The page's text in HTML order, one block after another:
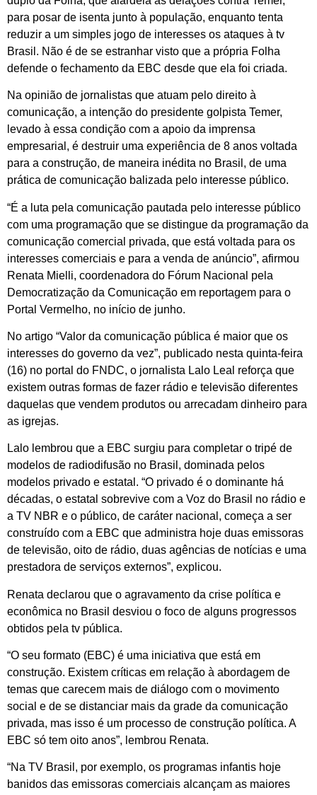
para posar de isenta junto à população, enquanto tenta
reduzir a um simples jogo de interesses os ataques à tv
Brasil. Não é de se estranhar visto que a própria Folha
defende o fechamento da EBC desde que ela foi criada.
Na opinião de jornalistas que atuam pelo direito à
comunicação, a intenção do presidente golpista Temer,
levado à essa condição com a apoio da imprensa
empresarial, é destruir uma experiência de 8 anos voltada
para a construção, de maneira inédita no Brasil, de uma
prática de comunicação balizada pelo interesse público.
“É a luta pela comunicação pautada pelo interesse público
com uma programação que se distingue da programação da
comunicação comercial privada, que está voltada para os
interesses comerciais e para a venda de anúncio”, afirmou
Renata Mielli, coordenadora do Fórum Nacional pela
Democratização da Comunicação em reportagem para o
Portal Vermelho, no início de junho.
No artigo “Valor da comunicação pública é maior que os
interesses do governo da vez”, publicado nesta quinta-feira
(16) no portal do FNDC, o jornalista Lalo Leal reforça que
existem outras formas de fazer rádio e televisão diferentes
daquelas que vendem produtos ou arrecadam dinheiro para
as igrejas.
Lalo lembrou que a EBC surgiu para completar o tripé de
modelos de radiodifusão no Brasil, dominada pelos
modelos privado e estatal. “O privado é o dominante há
décadas, o estatal sobrevive com a Voz do Brasil no rádio e
a TV NBR e o público, de caráter nacional, começa a ser
construído com a EBC que administra hoje duas emissoras
de televisão, oito de rádio, duas agências de notícias e uma
prestadora de serviços externos”, explicou.
Renata declarou que o agravamento da crise política e
econômica no Brasil desviou o foco de alguns progressos
obtidos pela tv pública.
“O seu formato (EBC) é uma iniciativa que está em
construção. Existem críticas em relação à abordagem de
temas que carecem mais de diálogo com o movimento
social e de se distanciar mais da grade da comunicação
privada, mas isso é um processo de construção política. A
EBC só tem oito anos”, lembrou Renata.
“Na TV Brasil, por exemplo, os programas infantis hoje
banidos das emissoras comerciais alcançam as maiores